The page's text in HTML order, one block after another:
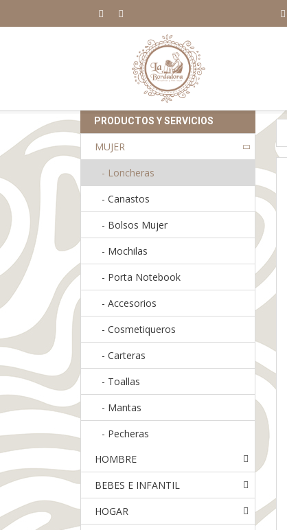
PRODUCTOS Y SERVICIOS
MUJER
- Loncheras
- Canastos
- Bolsos Mujer
- Mochilas
- Porta Notebook
- Accesorios
- Cosmetiqueros
- Carteras
- Toallas
- Mantas
- Pecheras
HOMBRE
BEBES E INFANTIL
HOGAR